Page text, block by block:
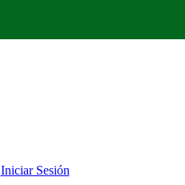
Iniciar Sesión